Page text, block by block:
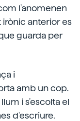
l'anomenen
irònic anterior es
guarda per
i
amb un cop.
i s'escolta el
d'escriure.